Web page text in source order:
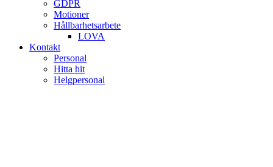
GDPR
Motioner
Hållbarhetsarbete
LOVA
Kontakt
Personal
Hitta hit
Helgpersonal